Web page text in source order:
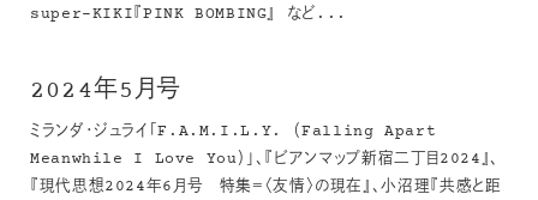
super-KIKI『PINK BOMBING』 など...
2024年5月号
ミランダ・ジュライ「F.A.M.I.L.Y. （Falling Apart
Meanwhile I Love You）」、『ビアンマップ新宿二丁目2024』、
『現代思想2024年6月号 特集＝〈友情〉の現在』、小沼理『共感と距